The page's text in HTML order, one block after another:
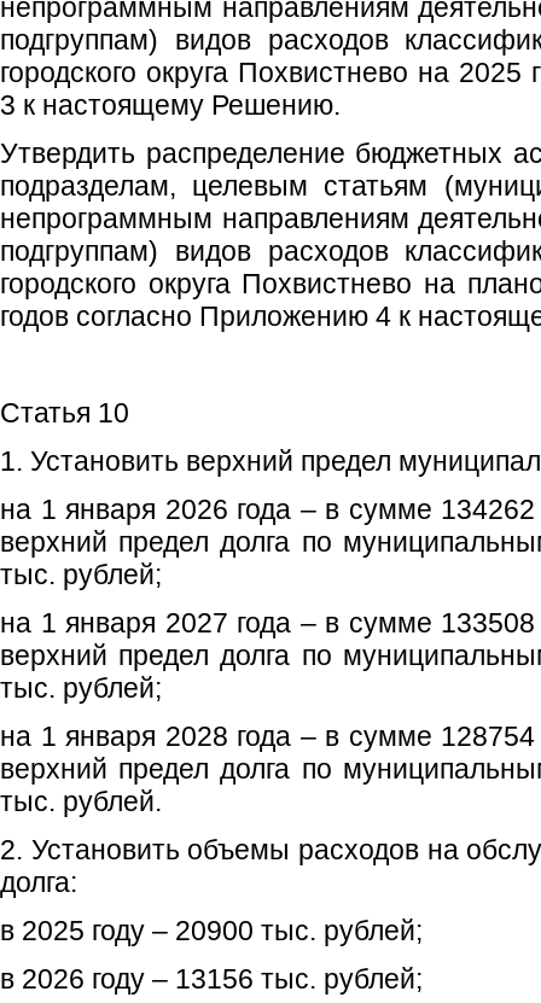
непрограммным направлениям
подгруппам) видов расходов
городского округа Похвистнево на
3 к настоящему Решению.
Утвердить распределение бюджетных
подразделам, целевым статьям
непрограммным направлениям
подгруппам) видов расходов
городского округа Похвистнево на
годов согласно Приложению 4 к
Статья 10
1. Установить верхний предел
на 1 января 2026 года – в сумме
верхний предел долга по
тыс. рублей;
на 1 января 2027 года – в сумме
верхний предел долга по
тыс. рублей;
на 1 января 2028 года – в сумме
верхний предел долга по
тыс. рублей.
2. Установить объемы расходов на
долга:
в 2025 году – 20900 тыс. рублей;
в 2026 году – 13156 тыс. рублей;